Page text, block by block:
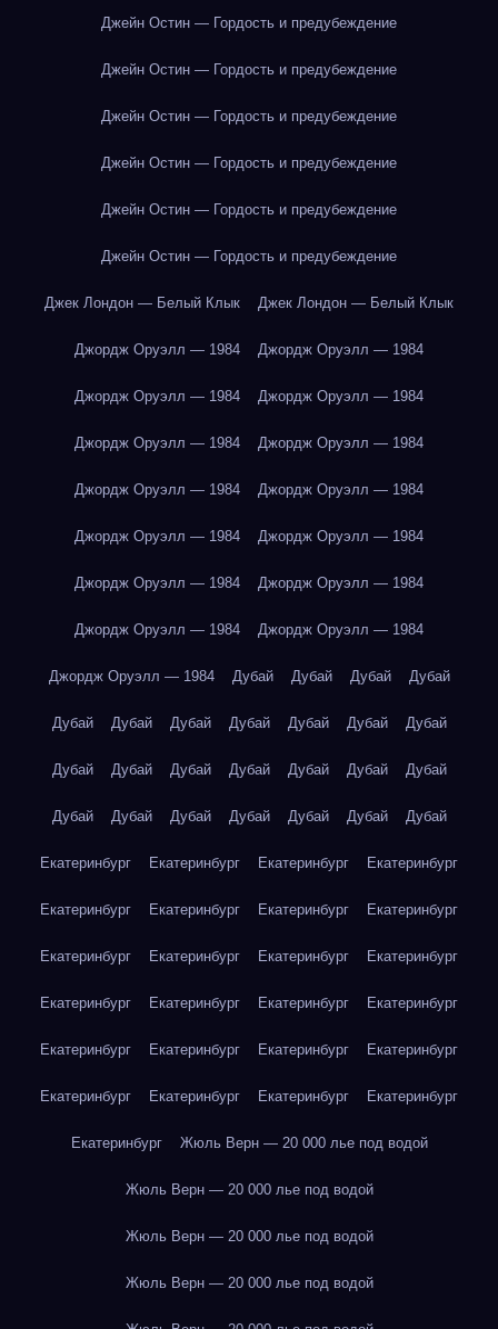
Джейн Остин — Гордость и предубеждение
Джейн Остин — Гордость и предубеждение
Джейн Остин — Гордость и предубеждение
Джейн Остин — Гордость и предубеждение
Джейн Остин — Гордость и предубеждение
Джейн Остин — Гордость и предубеждение
Джек Лондон — Белый Клык Джек Лондон — Белый Клык
Джордж Оруэлл — 1984 Джордж Оруэлл — 1984
Джордж Оруэлл — 1984 Джордж Оруэлл — 1984
Джордж Оруэлл — 1984 Джордж Оруэлл — 1984
Джордж Оруэлл — 1984 Джордж Оруэлл — 1984
Джордж Оруэлл — 1984 Джордж Оруэлл — 1984
Джордж Оруэлл — 1984 Джордж Оруэлл — 1984
Джордж Оруэлл — 1984 Джордж Оруэлл — 1984
Джордж Оруэлл — 1984 Дубай Дубай Дубай Дубай
Дубай Дубай Дубай Дубай Дубай Дубай Дубай
Дубай Дубай Дубай Дубай Дубай Дубай Дубай
Дубай Дубай Дубай Дубай Дубай Дубай Дубай
Екатеринбург Екатеринбург Екатеринбург Екатеринбург
Екатеринбург Екатеринбург Екатеринбург Екатеринбург
Екатеринбург Екатеринбург Екатеринбург Екатеринбург
Екатеринбург Екатеринбург Екатеринбург Екатеринбург
Екатеринбург Екатеринбург Екатеринбург Екатеринбург
Екатеринбург Екатеринбург Екатеринбург Екатеринбург
Екатеринбург Жюль Верн — 20 000 лье под водой
Жюль Верн — 20 000 лье под водой
Жюль Верн — 20 000 лье под водой
Жюль Верн — 20 000 лье под водой